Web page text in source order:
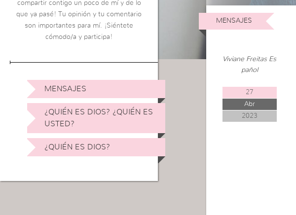
compartir contigo un poco de mí y de lo
que ya pasé! Tu opinión y tu comentario
son importantes para mí. ¡Siéntete
cómodo/a y participa!
MENSAJES
¿QUIÉN ES DIOS? ¿QUIÉN ES
USTED?
¿QUIÉN ES DIOS?
MENSAJES
Viviane Freitas Es
pañol
27
Abr
2023